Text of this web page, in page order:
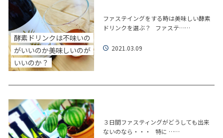
酵素ドリンクは不味いの
がいいのか美味しいのが
いいのか？
ファステイングをする時は美味しい酵素
ドリンクを選ぶ？ ファステ……
2021.03.09
３日間ファスティングがどうしても出来
ないのなら・・・ 特に ……